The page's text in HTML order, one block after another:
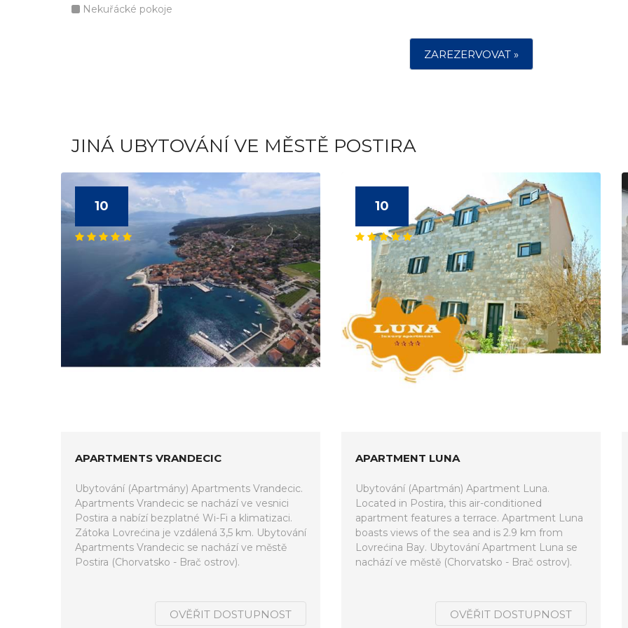
Nekuřácké pokoje
ZAREZERVOVAT »
JINÁ UBYTOVÁNÍ VE MĚSTĚ POSTIRA
10
APARTMENTS VRANDECIC
Ubytování (Apartmány) Apartments Vrandecic.
Apartments Vrandecic se nachází ve vesnici
Postira a nabízí bezplatné Wi-Fi a klimatizaci.
Zátoka Lovrećina je vzdálená 3,5 km. Ubytování
Apartments Vrandecic se nachází ve městě
Postira (Chorvatsko - Brač ostrov).
OVĚŘIT DOSTUPNOST
10
APARTMENT LUNA
Ubytování (Apartmán) Apartment Luna.
Located in Postira, this air-conditioned
apartment features a terrace. Apartment Luna
boasts views of the sea and is 2.9 km from
Lovrećina Bay. Ubytování Apartment Luna se
nachází ve městě (Chorvatsko - Brač ostrov).
OVĚŘIT DOSTUPNOST